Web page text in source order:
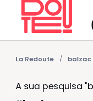
La Redoute balzac
A sua pesquisa